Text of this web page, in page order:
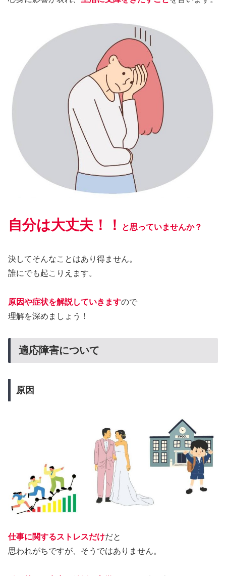
自分は大丈夫！！ と思っていませんか？
決してそんなことはあり得ません。
誰にでも起こりえます。
原因や症状を解説していきますので
理解を深めましょう！
適応障害について
原因
仕事に関するストレスだけだと
思われがちですが、そうではありません。